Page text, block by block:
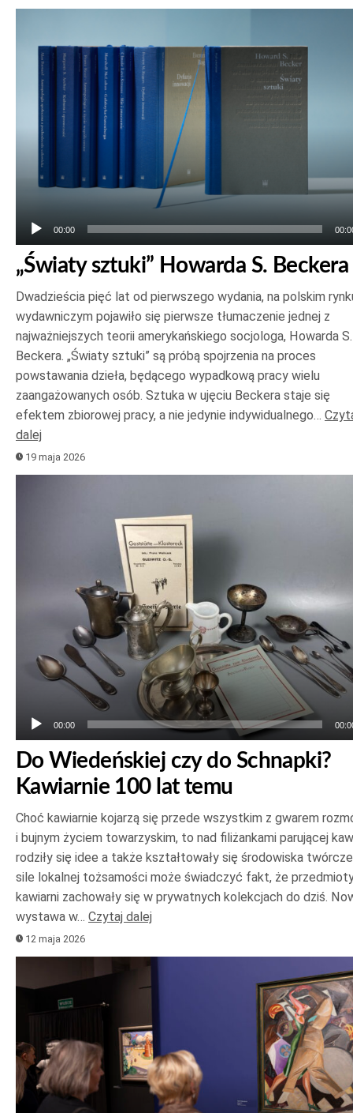
dźwiękowych
00:00
„Światy sztuki” Howarda S. Beckera
Dwadzieścia pięć lat od pierwszego wydania, na polskim
wydawniczym pojawiło się pierwsze tłumaczenie jednej z
najważniejszych teorii amerykańskiego socjologa, Howarda S.
Beckera. „Światy sztuki” są próbą spojrzenia na proces
powstawania dzieła, będącego wypadkową pracy wielu
zaangażowanych osób. Sztuka w ujęciu Beckera staje się
efektem zbiorowej pracy, a nie jedynie indywidualnego…
dalej
19 maja 2026
00:00
Do Wiedeńskiej czy do Schnapki?
Kawiarnie 100 lat temu
Choć kawiarnie kojarzą się przede wszystkim z gwarem
i bujnym życiem towarzyskim, to nad filiżankami parującej
rodziły się idee a także kształtowały się środowiska
sile lokalnej tożsamości może świadczyć fakt, że
kawiarni zachowały się w prywatnych kolekcjach do dziś.
wystawa w… Czytaj dalej
12 maja 2026
plików
dźwiękowych